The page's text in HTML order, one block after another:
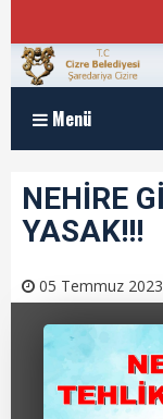
Menü
Anasayfa
Kurumsal
Müdürlükler
Program ve
Meclis
NEHİRE
YASAK!!!
05 Temmuz